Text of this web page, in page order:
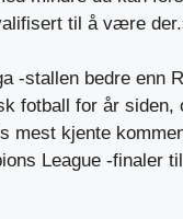
til å være
-stallen bedre enn
fotball for år
mest kjente
League -finaler